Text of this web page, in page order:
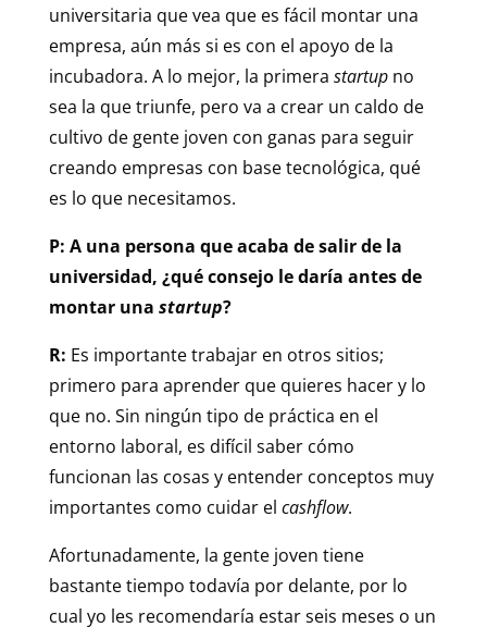
universitaria que vea que es fácil montar una
empresa, aún más si es con el apoyo de la
incubadora. A lo mejor, la primera startupno
sea la que triunfe, pero va a crear un caldo de
cultivo de gente joven con ganas para seguir
creando empresas con base tecnológica, qué
es lo que necesitamos.
P: A una persona que acaba de salir de la
universidad, ¿qué consejo le daría antes de
montar una startup?
R: Es importante trabajar en otros sitios;
primero para aprender que quieres hacer y lo
que no. Sin ningún tipo de práctica en el
entorno laboral, es difícil saber cómo
funcionan las cosas y entender conceptos muy
importantes como cuidar el cashflow.
Afortunadamente, la gente joven tiene
bastante tiempo todavía por delante, por lo
cual yo les recomendaría estar seis meses o un